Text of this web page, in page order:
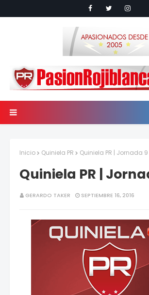
Inicio Quiniela PR Quiniela PR | Jornada 9
Quiniela PR |
GERARDO TAKER SEPTIEMBRE 16, 2016